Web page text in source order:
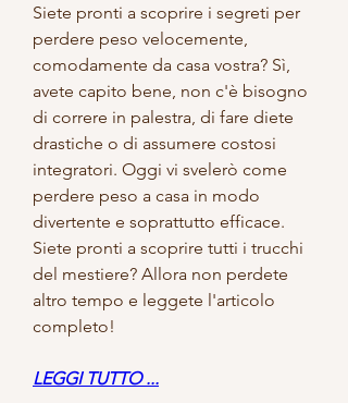
Siete pronti a scoprire i segreti per
perdere peso velocemente,
comodamente da casa vostra? Sì,
avete capito bene, non c'è bisogno
di correre in palestra, di fare diete
drastiche o di assumere costosi
integratori. Oggi vi svelerò come
perdere peso a casa in modo
divertente e soprattutto efficace.
Siete pronti a scoprire tutti i trucchi
del mestiere? Allora non perdete
altro tempo e leggete l'articolo
completo!
LEGGI TUTTO ...